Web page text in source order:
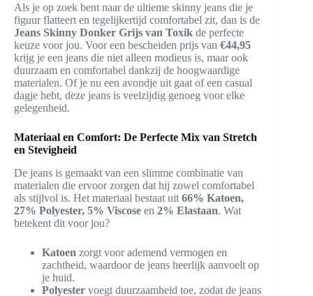
Als je op zoek bent naar de ultieme skinny jeans die je
figuur flatteert en tegelijkertijd comfortabel zit, dan is de
Jeans Skinny Donker Grijs van Toxik de perfecte
keuze voor jou. Voor een bescheiden prijs van €44,95
krijg je een jeans die niet alleen modieus is, maar ook
duurzaam en comfortabel dankzij de hoogwaardige
materialen. Of je nu een avondje uit gaat of een casual
dagje hebt, deze jeans is veelzijdig genoeg voor elke
gelegenheid.
Materiaal en Comfort: De Perfecte Mix van Stretch
en Stevigheid
De jeans is gemaakt van een slimme combinatie van
materialen die ervoor zorgen dat hij zowel comfortabel
als stijlvol is. Het materiaal bestaat uit 66% Katoen,
27% Polyester, 5% Viscose en 2% Elastaan. Wat
betekent dit voor jou?
Katoen zorgt voor ademend vermogen en
zachtheid, waardoor de jeans heerlijk aanvoelt op
je huid.
Polyester voegt duurzaamheid toe, zodat de jeans